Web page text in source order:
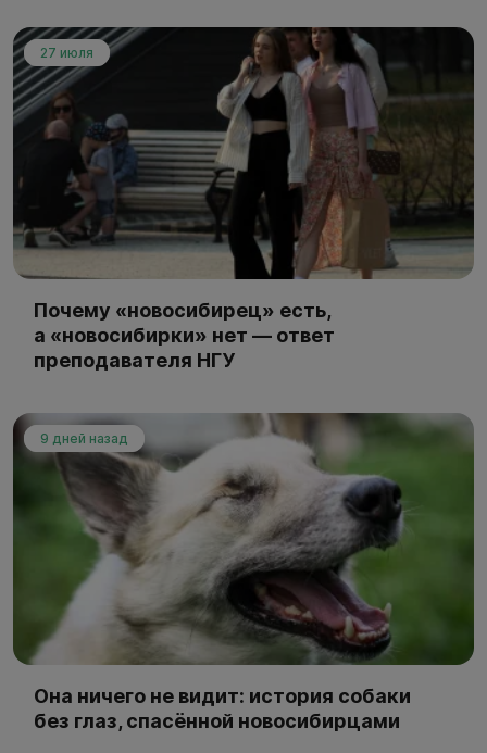
27 июля
Почему «новосибирец» есть,
а «новосибирки» нет — ответ
преподавателя НГУ
9 дней назад
Она ничего не видит: история собаки
без глаз, спасённой новосибирцами